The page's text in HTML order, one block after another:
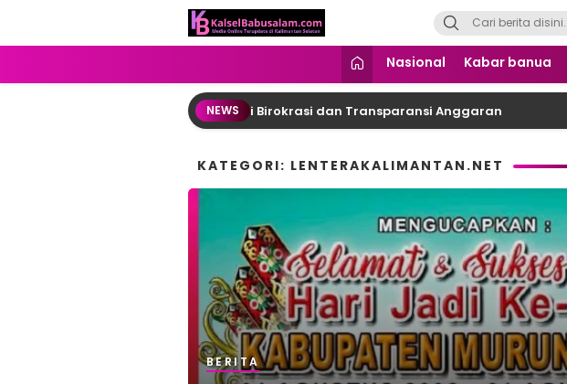
Menyuarakan Kalsel, Menginspirasi Nusantara
Nasional Kabar banua
NEWS
Raya: DPRD Desak Reformasi Birokrasi dan Transparansi Anggaran
KATEGORI: LENTERAKALIMANTAN.NET
BERITA